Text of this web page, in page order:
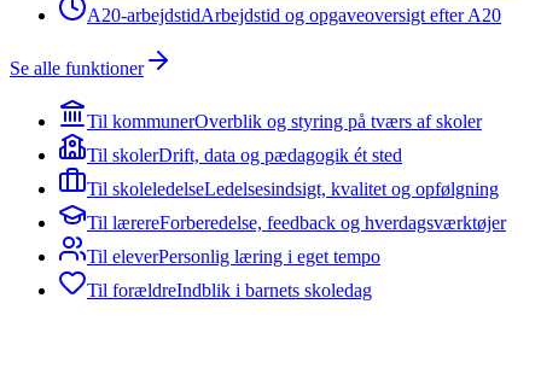
A20-arbejdstidArbejdstid og opgaveoversigt efter A20
Se alle funktioner
Til kommunerOverblik og styring på tværs af skoler
Til skolerDrift, data og pædagogik ét sted
Til skoleledelseLedelsesindsigt, kvalitet og opfølgning
Til lærereForberedelse, feedback og hverdagsværktøjer
Til eleverPersonlig læring i eget tempo
Til forældreIndblik i barnets skoledag